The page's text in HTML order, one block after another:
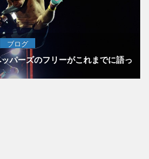
ブログ
パーズのフリーがこれまでに語っ